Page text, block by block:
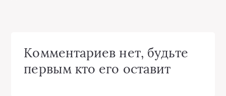
Комментариев нет, будьте
первым кто его оставит